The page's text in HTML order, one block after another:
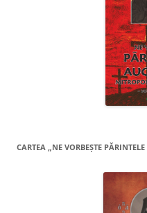
CARTEA „NE VORBEŞTE